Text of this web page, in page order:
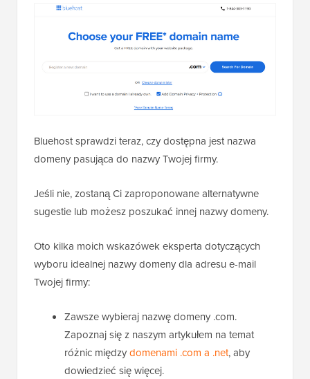
Bluehost sprawdzi teraz, czy dostępna jest nazwa
domeny pasująca do nazwy Twojej firmy.
Jeśli nie, zostaną Ci zaproponowane alternatywne
sugestie lub możesz poszukać innej nazwy domeny.
Oto kilka moich wskazówek eksperta dotyczących
wyboru idealnej nazwy domeny dla adresu e-mail
Twojej firmy:
Zawsze wybieraj nazwę domeny .com.
Zapoznaj się z naszym artykułem na temat
różnic międzydomenami .com a .net, aby
dowiedzieć się więcej.